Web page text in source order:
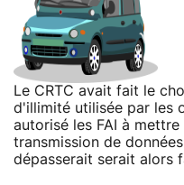
Le CRTC avait fait le
d'illimité utilisée par les
autorisé les FAI à
transmission de
dépasserait serait alors